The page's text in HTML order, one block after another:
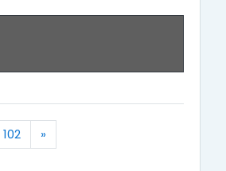
102 »Next